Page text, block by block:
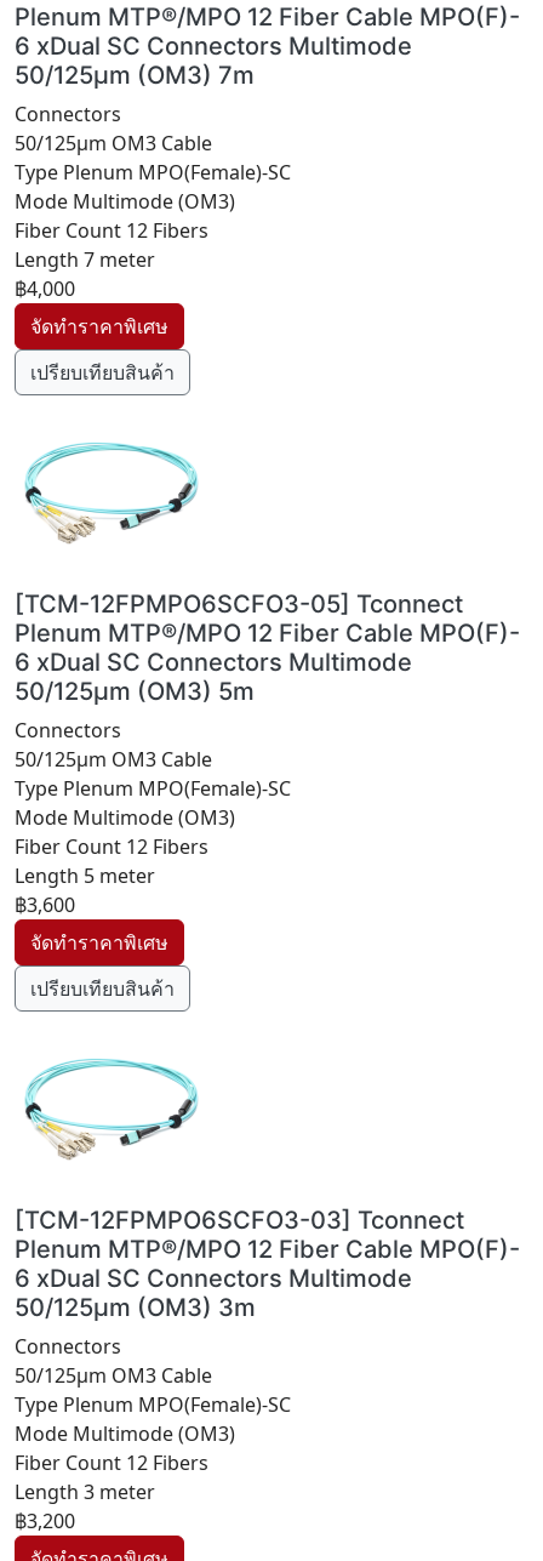
Plenum MTP®/MPO 12 Fiber Cable MPO(F)-
6 xDual SC Connectors Multimode
50/125µm (OM3) 7m
Connectors
50/125µm OM3 Cable
Type Plenum MPO(Female)-SC
Mode Multimode (OM3)
Fiber Count 12 Fibers
Length 7 meter
฿4,000
เปรียบเทียบสินค้า
[TCM-12FPMPO6SCFO3-05] Tconnect
Plenum MTP®/MPO 12 Fiber Cable MPO(F)-
6 xDual SC Connectors Multimode
50/125µm (OM3) 5m
Connectors
50/125µm OM3 Cable
Type Plenum MPO(Female)-SC
Mode Multimode (OM3)
Fiber Count 12 Fibers
Length 5 meter
฿3,600
เปรียบเทียบสินค้า
[TCM-12FPMPO6SCFO3-03] Tconnect
Plenum MTP®/MPO 12 Fiber Cable MPO(F)-
6 xDual SC Connectors Multimode
50/125µm (OM3) 3m
Connectors
50/125µm OM3 Cable
Type Plenum MPO(Female)-SC
Mode Multimode (OM3)
Fiber Count 12 Fibers
Length 3 meter
฿3,200